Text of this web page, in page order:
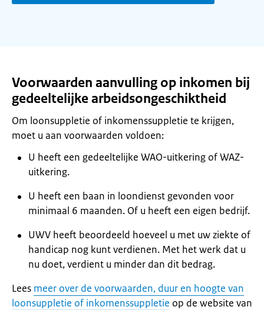
Voorwaarden aanvulling op inkomen bij
gedeeltelijke arbeidsongeschiktheid
Om loonsuppletie of inkomenssuppletie te krijgen,
moet u aan voorwaarden voldoen:
U heeft een gedeeltelijke WAO-uitkering of WAZ-
uitkering.
U heeft een baan in loondienst gevonden voor
minimaal 6 maanden. Of u heeft een eigen bedrijf.
UWV heeft beoordeeld hoeveel u met uw ziekte of
handicap nog kunt verdienen. Met het werk dat u
nu doet, verdient u minder dan dit bedrag.
Lees meer over de voorwaarden, duur en hoogte van
loonsuppletie of inkomenssuppletie op de website van